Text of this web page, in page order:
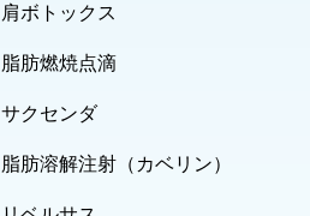
肩ボトックス
脂肪燃焼点滴
サクセンダ
脂肪溶解注射（カベリン）